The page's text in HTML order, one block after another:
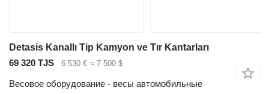
Detasis Kanallı Tip Kamyon ve Tır Kantarları
69 320 TJS
6 530 € ≈ 7 500 $
Весовое оборудование - весы автомобильные